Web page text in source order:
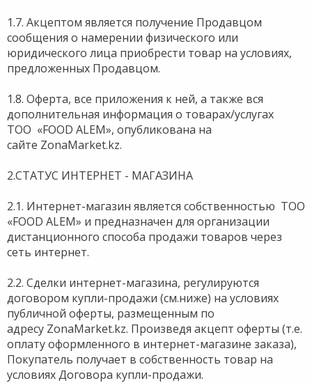
1.7. Акцептом является получение Продавцом
сообщения о намерении физического или
юридического лица приобрести товар на условиях,
предложенных Продавцом.
1.8. Оферта, все приложения к ней, а также вся
дополнительная информация о товарах/услугах
ТОО «FOOD ALEM», опубликована на
сайте ZonaMarket.kz.
2.СТАТУС ИНТЕРНЕТ - МАГАЗИНА
2.1. Интернет-магазин является собственностью ТОО
«FOOD ALEM» и предназначен для организации
дистанционного способа продажи товаров через
сеть интернет.
2.2. Сделки интернет-магазина, регулируются
договором купли-продажи (см.ниже) на условиях
публичной оферты, размещенным по
адресу ZonaMarket.kz. Произведя акцепт оферты (т.е.
оплату оформленного в интернет-магазине заказа),
Покупатель получает в собственность товар на
условиях Договора купли-продажи.